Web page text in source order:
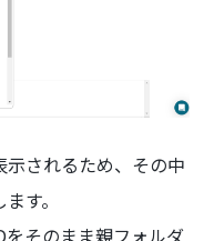
されるため、その中
す。
そのまま親フォルダ